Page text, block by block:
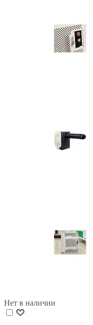
Нет в наличии